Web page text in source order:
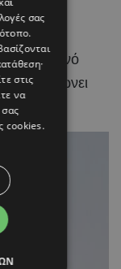
τους. Η
2
συμπληρώνει
σας
στις
να
cookies.